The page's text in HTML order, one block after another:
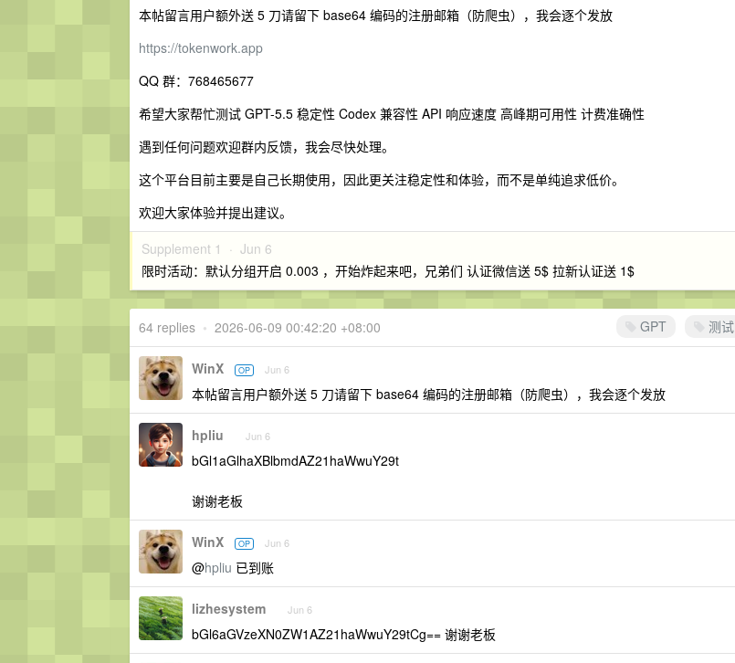
本帖留言用户额外送 5 刀请留下 base64 编码的注册邮箱（防爬虫），我会逐个发放
https://tokenwork.app
QQ 群：768465677
希望大家帮忙测试 GPT-5.5 稳定性 Codex 兼容性 API 响应速度 高峰期可用性 计费准确性
遇到任何问题欢迎群内反馈，我会尽快处理。
这个平台目前主要是自己长期使用，因此更关注稳定性和体验，而不是单纯追求低价。
欢迎大家体验并提出建议。
Supplement 1 · Jun 6
限时活动：默认分组开启 0.003 ，开始炸起来吧，兄弟们 认证微信送 5$ 拉新认证送 1$
GPT 测试
64 replies • 2026-06-09 00:42:20 +08:00
WinX OP Jun 6
本帖留言用户额外送 5 刀请留下 base64 编码的注册邮箱（防爬虫），我会逐个发放
hpliu Jun 6
bGl1aGlhaXBlbmdAZ21haWwuY29t
谢谢老板
WinX OP Jun 6
@hpliu 已到账
lizhesystem Jun 6
bGl6aGVzeXN0ZW1AZ21haWwuY29tCg== 谢谢老板